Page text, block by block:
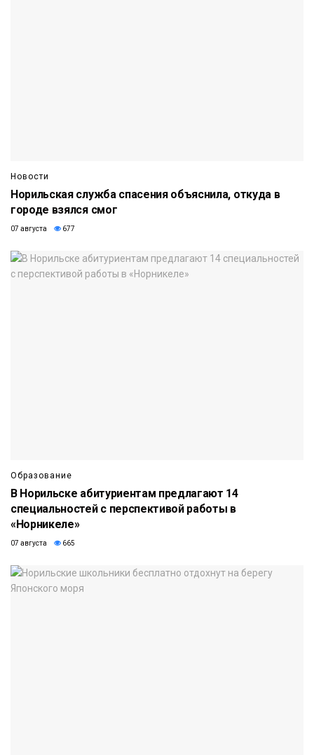
Новости
Норильская служба спасения объяснила, откуда в
городе взялся смог
07 августа 677
Образование
В Норильске абитуриентам предлагают 14
специальностей с перспективой работы в
«Норникеле»
07 августа 665